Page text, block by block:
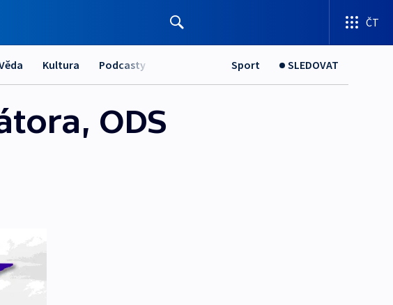
ČT
Kultura Podcasty Sport SLEDOVAT
ODS